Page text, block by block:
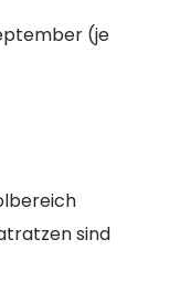
(je
sind